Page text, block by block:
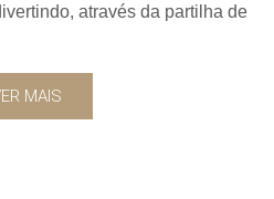
através da partilha de
MAIS